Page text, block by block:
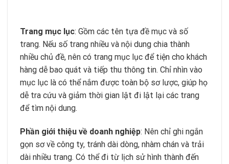
Trang mục lục: Gồm các tên tựa đề mục và số
trang. Nếu số trang nhiều và nội dung chia thành
nhiều chủ đề, nên có trang mục lục để tiện cho khách
hàng dễ bao quát và tiếp thu thông tin. Chỉ nhìn vào
mục lục là có thể nắm được toàn bộ sơ lược, giúp họ
dễ tra cứu và giảm thời gian lật đi lật lại các trang
để tìm nội dung.
Phần giới thiệu về doanh nghiệp: Nên chỉ ghi ngắn
gọn sơ về công ty, tránh dài dòng, nhàm chán và trải
dài nhiều trang. Có thể đi từ lịch sử hình thành đến